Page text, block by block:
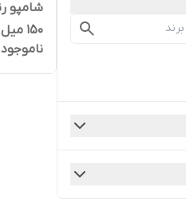
150 میل رنگ دودی اورجینال
ناموجود